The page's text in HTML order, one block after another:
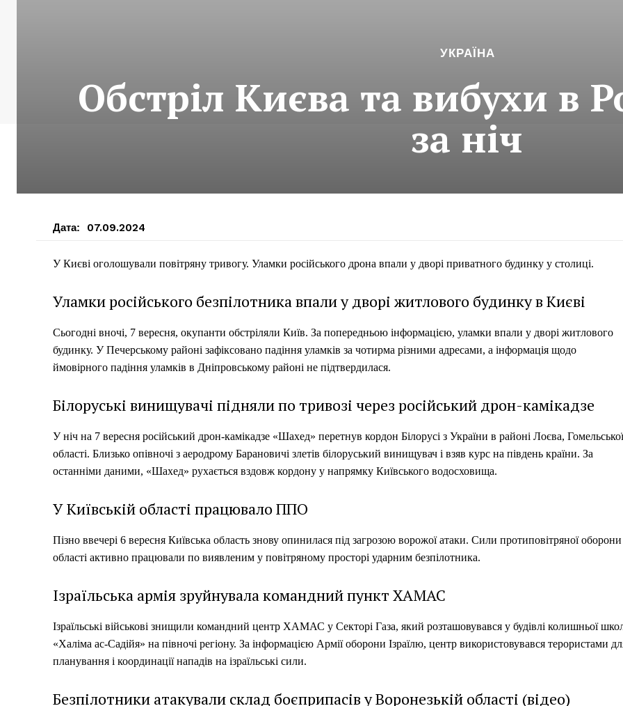
УКРАЇНА
Обстріл Києва та вибухи в
за ніч
Дата: 07.09.2024
У Києві оголошували повітряну тривогу. Уламки російського дрона впали у дворі приватного будинку у столиці.
Уламки російського безпілотника впали у дворі житлового будинку в Києві
Сьогодні вночі, 7 вересня, окупанти обстріляли Київ. За попередньою інформацією, уламки впали у дворі житлового
будинку. У Печерському районі зафіксовано падіння уламків за чотирма різними адресами, а інформація щодо
ймовірного падіння уламків в Дніпровському районі не підтвердилася.
Білоруські винищувачі підняли по тривозі через російський дрон-камікадзе
У ніч на 7 вересня російський дрон-камікадзе «Шахед» перетнув кордон Білорусі з України в районі Лоєва, Гомельської
області. Близько опівночі з аеродрому Барановичі злетів білоруський винищувач і взяв курс на південь країни. За
останніми даними, «Шахед» рухається вздовж кордону у напрямку Київського водосховища.
У Київській області працювало ППО
Пізно ввечері 6 вересня Київська область знову опинилася під загрозою ворожої атаки. Сили протиповітряної оборони
області активно працювали по виявленим у повітряному просторі ударним безпілотника.
Ізраїльська армія зруйнувала командний пункт ХАМАС
Ізраїльські військові знищили командний центр ХАМАС у Секторі Газа, який розташовувався у будівлі колишньої
«Халіма ас-Садійя» на півночі регіону. За інформацією Армії оборони Ізраїлю, центр використовувався терористами
планування і координації нападів на ізраїльські сили.
Безпілотники атакували склад боєприпасів у Воронезькій області (відео)